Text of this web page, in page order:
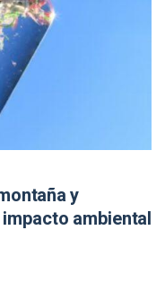
y
ambiental